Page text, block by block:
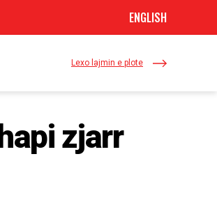
ENGLISH
Lexo lajmin e plote
zjarr